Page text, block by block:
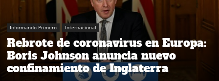
Informando Primero Internacional
Rebrote de coronavirus en Europa:
Boris Johnson anuncia nuevo
confinamiento de Inglaterra